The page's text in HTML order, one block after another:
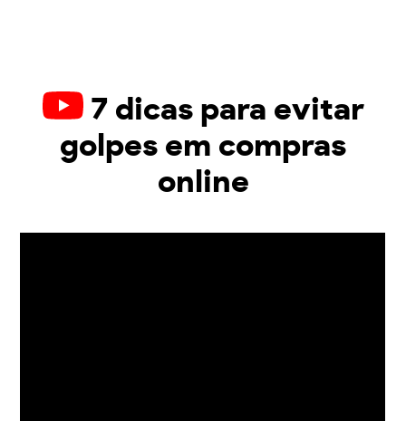
7 dicas para evitar
golpes em compras
online